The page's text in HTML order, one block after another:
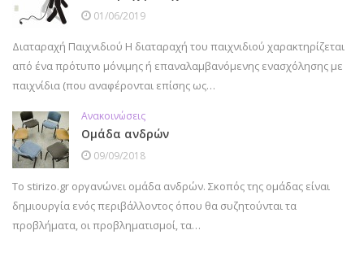
01/06/2019
Διαταραχή Παιχνιδιού Η διαταραχή του παιχνιδιού χαρακτηρίζεται
από ένα πρότυπο μόνιμης ή επαναλαμβανόμενης ενασχόλησης με
παιχνίδια (που αναφέρονται επίσης ως…
Ανακοινώσεις
Ομάδα ανδρών
09/09/2018
Το stirizo.gr οργανώνει ομάδα ανδρών. Σκοπός της ομάδας είναι
δημιουργία ενός περιβάλλοντος όπου θα συζητούνται τα
προβλήματα, οι προβληματισμοί, τα…